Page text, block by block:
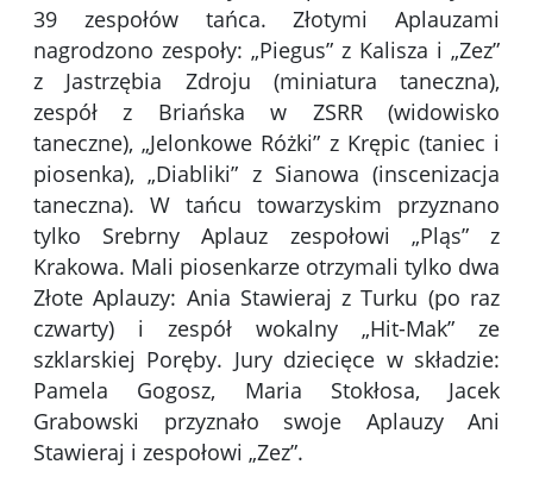
39 zespołów tańca. Złotymi Aplauzami
nagrodzono zespoły: „Piegus” z Kalisza i „Zez”
z Jastrzębia Zdroju (miniatura taneczna),
zespół z Briańska w ZSRR (widowisko
taneczne), „Jelonkowe Różki” z Krępic (taniec i
piosenka), „Diabliki” z Sianowa (inscenizacja
taneczna). W tańcu towarzyskim przyznano
tylko Srebrny Aplauz zespołowi „Pląs” z
Krakowa. Mali piosenkarze otrzymali tylko dwa
Złote Aplauzy: Ania Stawieraj z Turku (po raz
czwarty) i zespół wokalny „Hit-Mak” ze
szklarskiej Poręby. Jury dziecięce w składzie:
Pamela Gogosz, Maria Stokłosa, Jacek
Grabowski przyznało swoje Aplauzy Ani
Stawieraj i zespołowi „Zez”.